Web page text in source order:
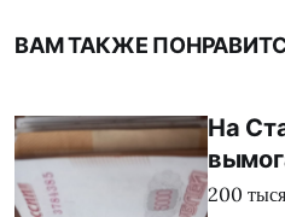
ВАМ ТАКЖЕ
На
200